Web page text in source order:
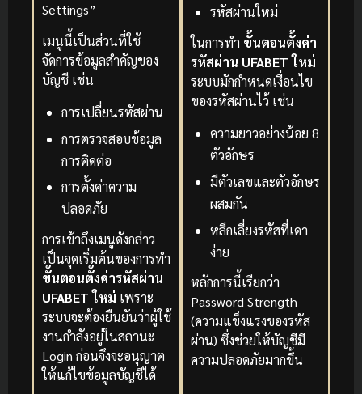
Settings”
เมนูนี้เป็นส่วนที่ใช้
จัดการข้อมูลสำคัญของ
บัญชี เช่น
การเปลี่ยนรหัสผ่าน
การตรวจสอบข้อมูล
การติดต่อ
การตั้งค่าความ
ปลอดภัย
การเข้าถึงเมนูดังกล่าว
เป็นจุดเริ่มต้นของการทำ
ขั้นตอนตั้งค่ารหัสผ่าน
UFABET ใหม่ เพราะ
ระบบจะต้องยืนยันว่าผู้ใช้
งานกำลังอยู่ในสถานะ
Login ก่อนจึงจะอนุญาต
ให้แก้ไขข้อมูลบัญชีได้
รหัสผ่านใหม่
ในการทำ ขั้นตอนตั้งค่า
รหัสผ่าน UFABET ใหม่
ระบบมักกำหนดเงื่อนไข
ของรหัสผ่านไว้ เช่น
ความยาวอย่างน้อย 8
ตัวอักษร
มีตัวเลขและตัวอักษร
ผสมกัน
หลีกเลี่ยงรหัสที่เดา
ง่าย
หลักการนี้เรียกว่า
Password Strength
(ความแข็งแรงของรหัส
ผ่าน) ซึ่งช่วยให้บัญชีมี
ความปลอดภัยมากขึ้น